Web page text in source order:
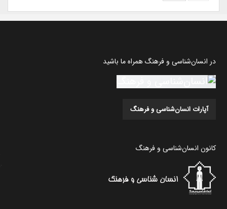
در انسان‌شناسی و فرهنگ همراه ما باشید
آپارات انسان‌شناسی و فرهنگ
کانون انسان‌شناسی و فرهنگ